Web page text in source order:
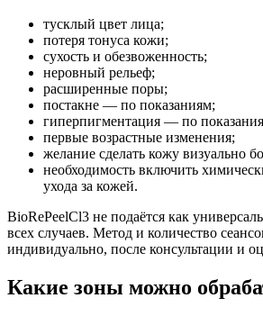
тусклый цвет лица;
потеря тонуса кожи;
сухость и обезвоженность;
неровный рельеф;
расширенные поры;
постакне — по показаниям;
гиперпигментация — по
первые возрастные изменения;
желание сделать кожу визуально
необходимость включить
ухода за кожей.
BioRePeelCl3 не подаётся как
всех случаев. Метод и количество
индивидуально, после консультации и
Какие зоны можно